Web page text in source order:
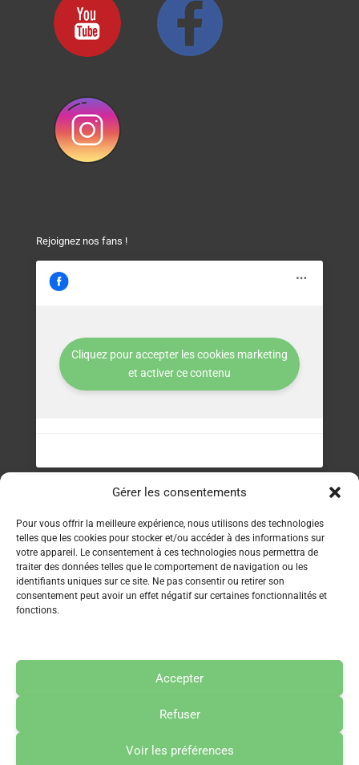
Gérer les consentements
Pour vous offrir la meilleure expérience, nous utilisons des technologies
telles que les cookies pour stocker et/ou accéder à des informations sur
votre appareil. Le consentement à ces technologies nous permettra de
traiter des données telles que le comportement de navigation ou les
identifiants uniques sur ce site. Ne pas consentir ou retirer son
consentement peut avoir un effet négatif sur certaines fonctionnalités et
fonctions.
Accepter
Refuser
Voir les préférences
Rejoignez nos fans !
Cliquez pour accepter les cookies marketing
et activer ce contenu
Contact
Service clients : 06 70 39 22 68
Politique de confidentialité
Conditions générales de vente
© 2025 Les Aventures du Petit Yogi